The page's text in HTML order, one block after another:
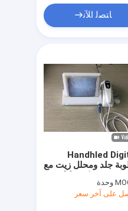
الصوتية دوبلر
الماسح الضوئي
ﺎﺘﺼﻟ ﺍﻶﻧ
Handhled
جلد ومحلل زيت مع
على آخر سعر